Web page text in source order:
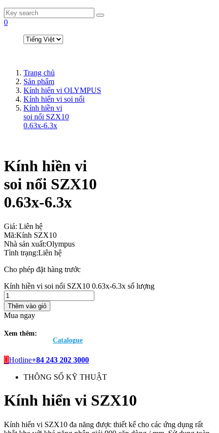
0
Trang chủ
Sản phẩm
Kính hiển vi OLYMPUS
Kính hiển vi soi nổi
Kính hiền vi
soi nổi SZX10
0.63x-6.3x
Kính hiền vi
soi nổi SZX10
0.63x-6.3x
Giá: Liên hệ
Mã:Kính SZX10
Nhà sản xuất:Olympus
Tình trạng:Liên hệ
Cho phép đặt hàng trước
Kính hiền vi soi nổi SZX10 0.63x-6.3x số lượng
Thêm vào giỏ
Mua ngay
Xem thêm:
Catalogue
Hotline+84 243 202 3000
THÔNG SỐ KỸ THUẬT
Kính hiển vi SZX10
Kính hiển vi SZX10 đa năng được thiết kế cho các ứng dụng rất